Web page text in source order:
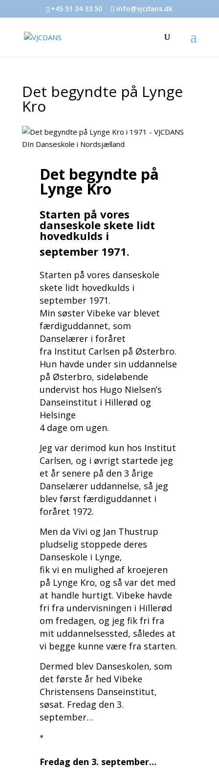
+45 51 34 33 50 info@vjcdans.dk
Det begyndte på Lynge
Kro
Det begyndte på
Lynge Kro
Starten på vores
danseskole skete lidt
hovedkulds i
september 1971.
Starten på vores danseskole
skete lidt hovedkulds i
september 1971.
Min søster Vibeke var blevet
færdiguddannet, som
Danselærer i foråret
fra Institut Carlsen på Østerbro.
Hun havde under sin uddannelse
på Østerbro, sideløbende
undervist hos Hugo Nielsen’s
Danseinstitut i Hillerød og
Helsinge
4 dage om ugen.
Jeg var derimod kun hos Institut
Carlsen, og i øvrigt startede jeg
et år senere på den 3 årige
Danselærer uddannelse, så jeg
blev først færdiguddannet i
foråret 1972.
Men da Vivi og Jan Thustrup
pludselig stoppede deres
Danseskole i Lynge,
fik vi en mulighed af kroejeren
på Lynge Kro, og så var det med
at handle hurtigt. Vibeke havde
fri fra undervisningen i Hillerød
om fredagen, og jeg fik fri fra
mit uddannelsessted, således at
vi begge kunne være fra starten.
Dermed blev Danseskolen, som
det første år hed Vibeke
Christensens Danseinstitut,
søsat. Fredag den 3.
september…
*
Fredag den 3. september…